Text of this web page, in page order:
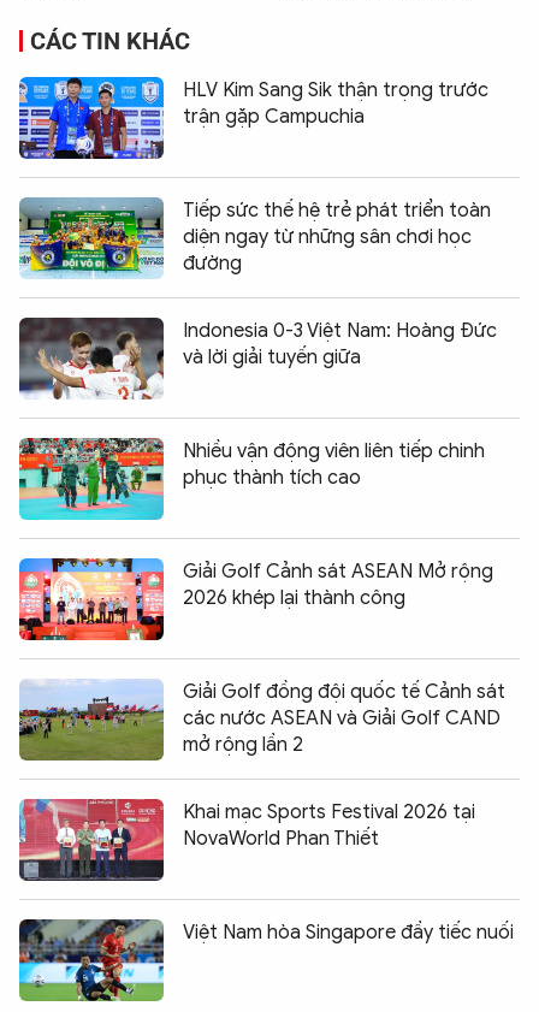
CÁC TIN KHÁC
HLV Kim Sang Sik thận trọng trước
trận gặp Campuchia
Tiếp sức thế hệ trẻ phát triển toàn
diện ngay từ những sân chơi học
đường
Indonesia 0-3 Việt Nam: Hoàng Đức
và lời giải tuyến giữa
Nhiều vận động viên liên tiếp chinh
phục thành tích cao
Giải Golf Cảnh sát ASEAN Mở rộng
2026 khép lại thành công
Giải Golf đồng đội quốc tế Cảnh sát
các nước ASEAN và Giải Golf CAND
mở rộng lần 2
Khai mạc Sports Festival 2026 tại
NovaWorld Phan Thiết
Việt Nam hòa Singapore đầy tiếc nuối